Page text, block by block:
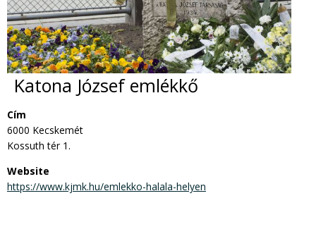
Katona József emlékkő
Cím
6000 Kecskemét
Kossuth tér 1.
Website
https://www.kjmk.hu/emlekko-halala-helyen